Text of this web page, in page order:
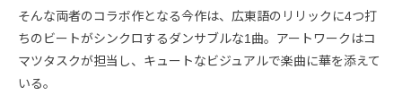
そんな両者のコラボ作となる今作は、広東語のリリックに4つ打
ちのビートがシンクロするダンサブルな1曲。アートワークはコ
マツタスクが担当し、キュートなビジュアルで楽曲に華を添えて
いる。